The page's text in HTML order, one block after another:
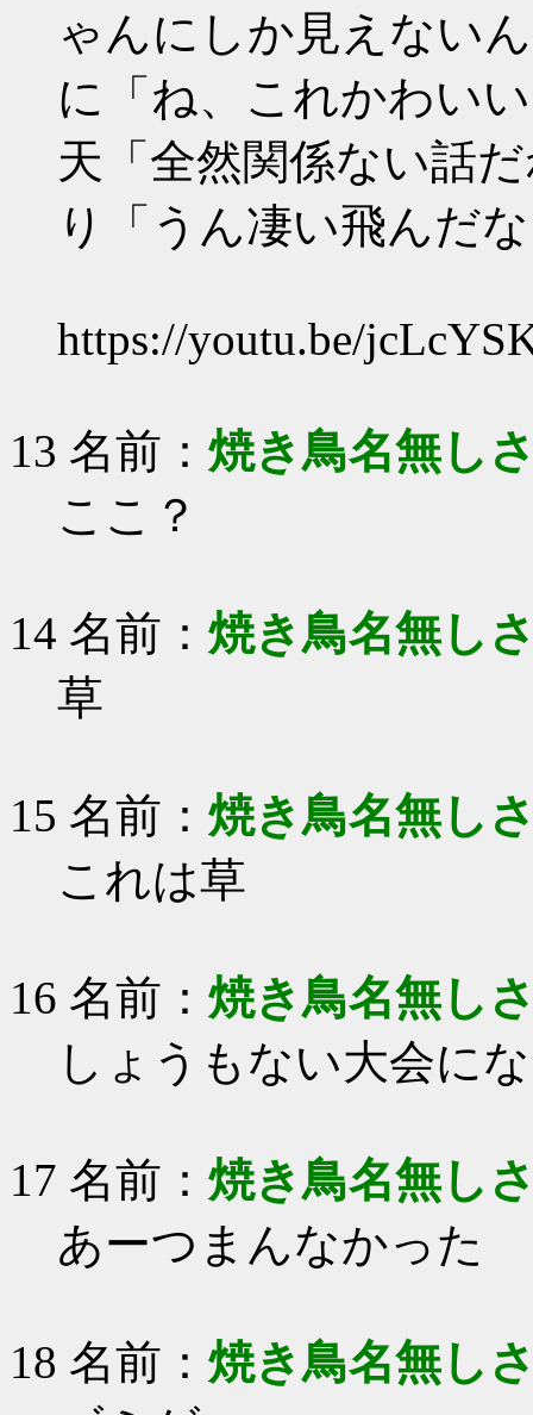
ゃんにしか見えない
に「ね、これかわい
天「全然関係ない話
り「うん凄い飛んだ
https://youtu.be/
13 名前： 焼き鳥名無し
ここ？
14 名前： 焼き鳥名無し
草
15 名前： 焼き鳥名無し
これは草
16 名前： 焼き鳥名無し
しょうもない大会に
17 名前： 焼き鳥名無し
あーつまんなかった
18 名前： 焼き鳥名無し